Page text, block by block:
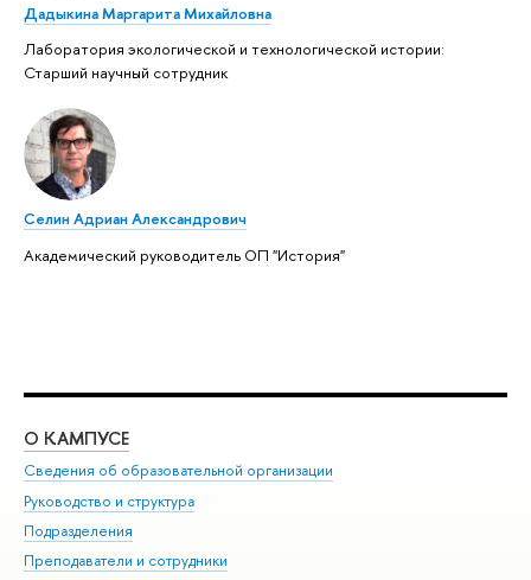
Дадыкина Маргарита Михайловна
Лаборатория экологической и технологической истории:
Старший научный сотрудник
Селин Адриан Александрович
Академический руководитель ОП "История"
О КАМПУСЕ
Сведения об образовательной организации
Руководство и структура
Подразделения
Преподаватели и сотрудники